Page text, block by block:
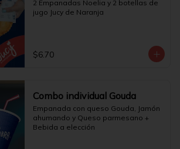
2 Empanadas Noelia y 2 botellas de
jugo Jucy de Naranja
$6.70
Combo individual Gouda
Empanada con queso Gouda, Jamón
ahumando y Queso parmesano +
Bebida a elección